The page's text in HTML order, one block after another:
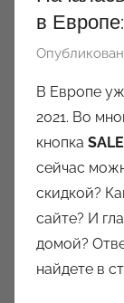
в
В Европе
2021. Во
кнопка SALE
сейчас
скидкой?
сайте? И
домой?
найдете в